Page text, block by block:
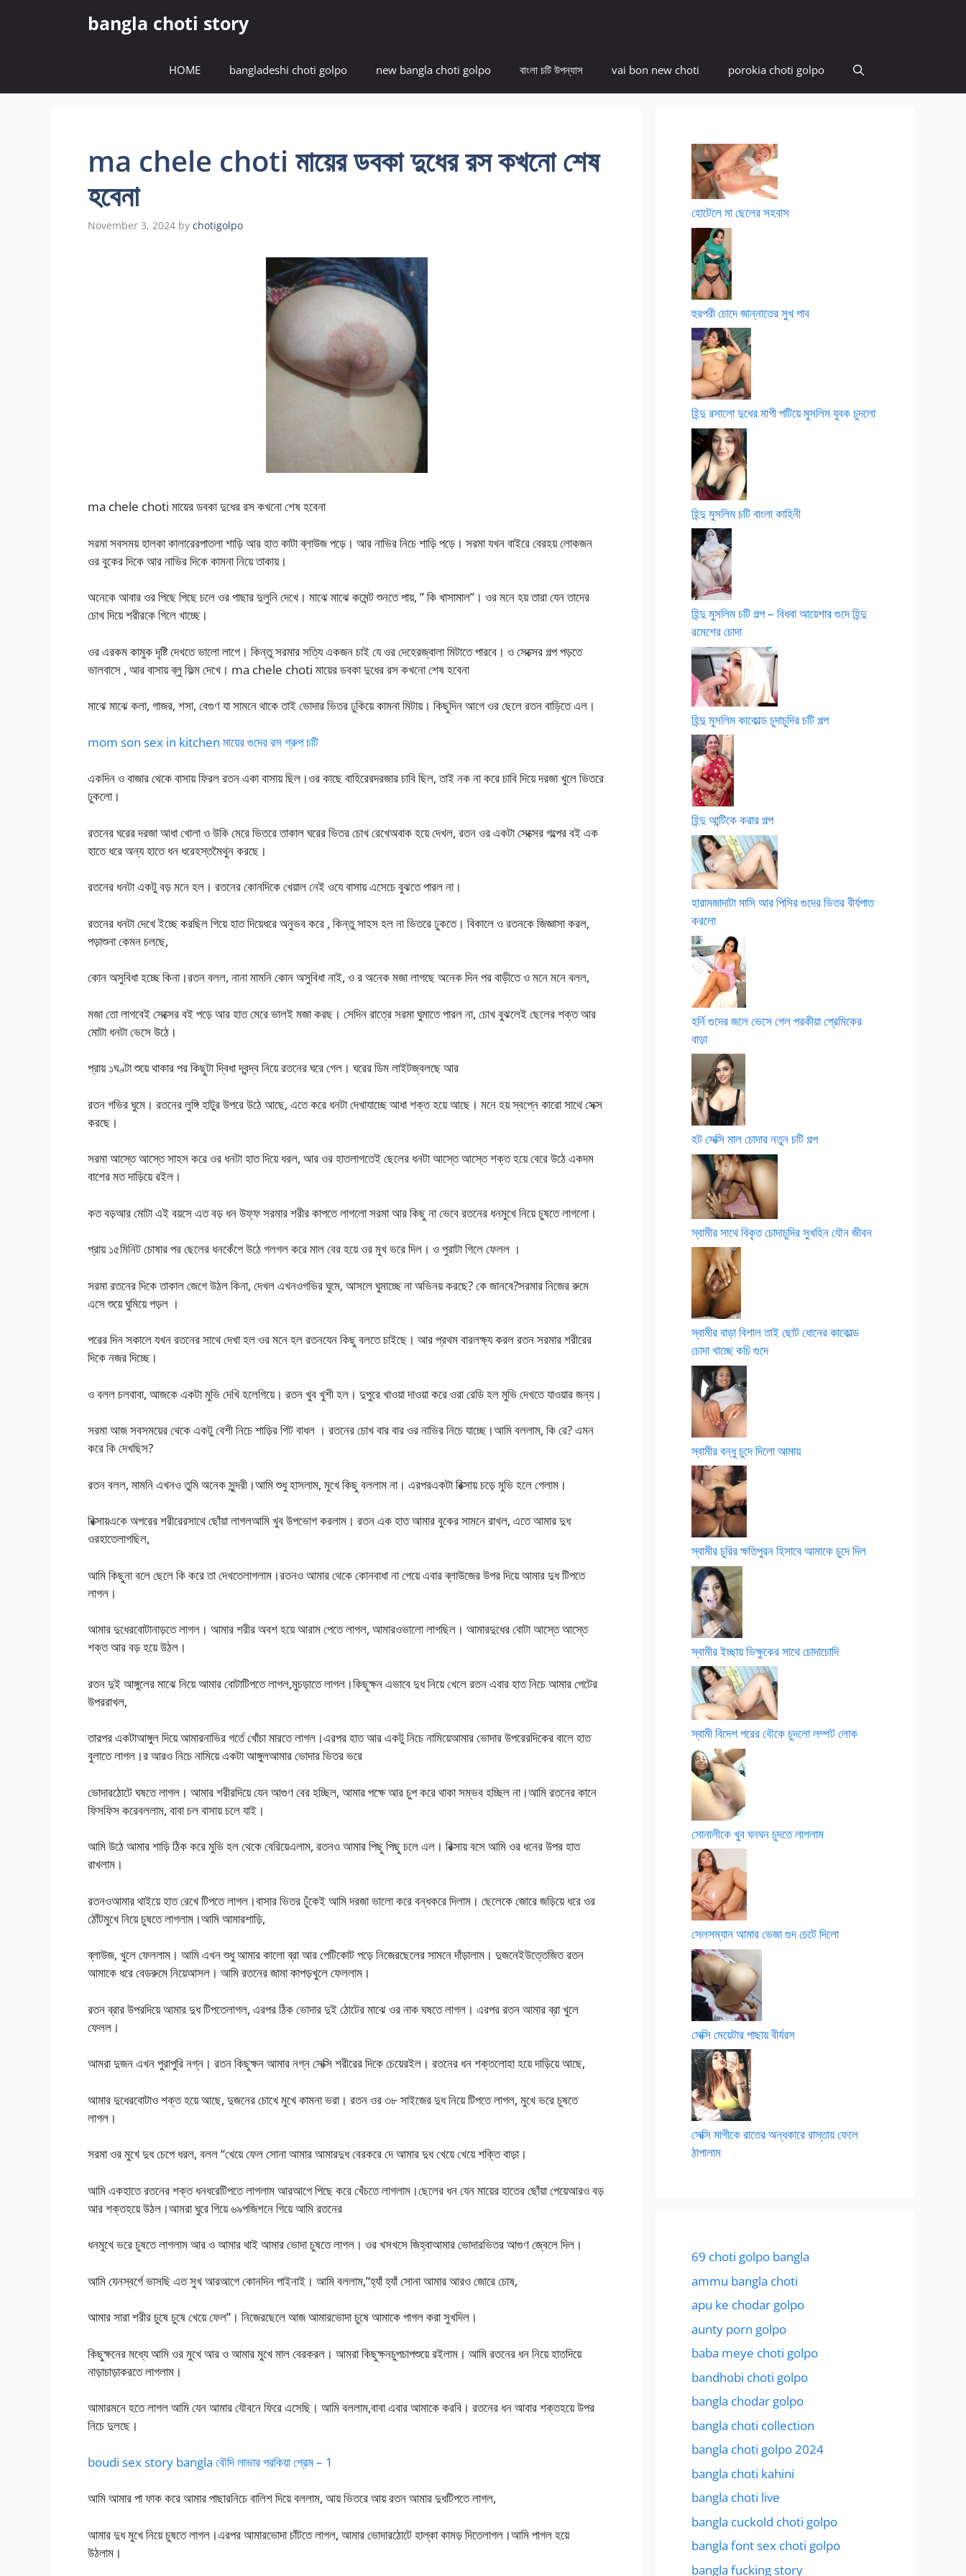
bangla choti story
HOME bangladeshi choti golpo new bangla choti golpo বাংলা চটি উপন্যাস vai bon new choti porokia choti golpo
ma chele choti মায়ের ডবকা দুধের রস কখনো শেষ
হবেনা
November 3, 2024 by chotigolpo
ma chele choti মায়ের ডবকা দুধের রস কখনো শেষ হবেনা
সরমা সবসময় হালকা কালারেরপাতলা শাড়ি আর হাত কাটা ব্লাউজ পড়ে। আর নাভির নিচে শাড়ি পড়ে। সরমা যখন বাইরে বেরহয় লোকজন
ওর বুকের দিকে আর নাভির দিকে কামনা নিয়ে তাকায়।
অনেকে আবার ওর পিছে পিছে চলে ওর পাছার দুলুনি দেখে। মাঝে মাঝে কমেন্ট শুনতে পায়, ” কি খাসামাল”। ওর মনে হয় তারা যেন তাদের
চোখ দিয়ে শরীরকে গিলে খাচ্ছে।
ওর এরকম কামুক দৃষ্টি দেখতে ভালো লাগে। কিন্তু সরমার সত্যি একজন চাই যে ওর দেহেরজ্বালা মিটাতে পারবে। ও সেক্সের গল্প পড়তে
ভালবাসে , আর বাসায় ব্লু ফিল্ম দেখে। ma chele choti মায়ের ডবকা দুধের রস কখনো শেষ হবেনা
মাঝে মাঝে কলা, গাজর, শসা, বেগুণ যা সামনে থাকে তাই ভোদার ভিতর ঢুকিয়ে কামনা মিটায়। কিছুদিন আগে ওর ছেলে রতন বাড়িতে এল।
mom son sex in kitchen মায়ের গুদের রস গ্রুপ চটি
একদিন ও বাজার থেকে বাসায় ফিরল রতন একা বাসায় ছিল।ওর কাছে বাহিরেরদরজার চাবি ছিল, তাই নক না করে চাবি দিয়ে দরজা খুলে ভিতরে
ঢুকলো।
রতনের ঘরের দরজা আধা খোলা ও উকি মেরে ভিতরে তাকাল ঘরের ভিতর চোখ রেখেঅবাক হয়ে দেখল, রতন ওর একটা সেক্সের গল্পের বই এক
হাতে ধরে অন্য হাতে ধন ধরেহস্তমৈথুন করছে।
রতনের ধনটা একটু বড় মনে হল। রতনের কোনদিকে খেয়াল নেই ওযে বাসায় এসেচে বুঝতে পারল না।
রতনের ধনটা দেখে ইচ্ছে করছিল গিয়ে হাত দিয়েধরে অনুভব করে , কিন্তু সাহস হল না ভিতরে ঢুকতে। বিকালে ও রতনকে জিজ্ঞাসা করল,
পড়াশুনা কেমন চলছে,
কোন অসুবিধা হচ্ছে কিনা।রতন বলল, নানা মামনি কোন অসুবিধা নাই, ও র অনেক মজা লাগছে অনেক দিন পর বাড়ীতে ও মনে মনে বলল,
মজা তো লাগবেই সেক্সের বই পড়ে আর হাত মেরে ভালই মজা করছ। সেদিন রাত্রে সরমা ঘুমাতে পারল না, চোখ বুঝলেই ছেলের শক্ত আর
মোটা ধনটা ভেসে উঠে।
প্রায় ১ঘণ্টা শুয়ে থাকার পর কিছুটা দ্বিধা দ্বন্দ্ব নিয়ে রতনের ঘরে গেল। ঘরের ডিম লাইটজ্বলছে আর
রতন গভির ঘুমে। রতনের লুঙ্গি হাটুর উপরে উঠে আছে, এতে করে ধনটা দেখাযাচ্ছে আধা শক্ত হয়ে আছে। মনে হয় স্বপ্নে কারো সাথে সেক্স
করছে।
সরমা আস্তে আস্তে সাহস করে ওর ধনটা হাত দিয়ে ধরল, আর ওর হাতলাগতেই ছেলের ধনটা আস্তে আস্তে শক্ত হয়ে বেরে উঠে একদম
বাশের মত দাড়িয়ে রইল।
কত বড়আর মোটা এই বয়সে এত বড় ধন উফ্ফ সরমার শরীর কাপতে লাগলো সরমা আর কিছু না ভেবে রতনের ধনমুখে নিয়ে চুষতে লাগলো।
প্রায় ১৫মিনিট চোষার পর ছেলের ধনকেঁপে উঠে গলগল করে মাল বের হয়ে ওর মুখ ভরে দিল। ও পুরাটা গিলে ফেলল ।
সরমা রতনের দিকে তাকাল জেগে উঠল কিনা, দেখল এখনওগভির ঘুমে, আসলে ঘুমাচ্ছে না অভিনয় করছে? কে জানবে?সরমার নিজের রুমে
এসে শুয়ে ঘুমিয়ে পড়ল ।
পরের দিন সকালে যখন রতনের সাথে দেখা হল ওর মনে হল রতনযেন কিছু বলতে চাইছে। আর প্রথম বারলক্ষ্য করল রতন সরমার শরীরের
দিকে নজর দিচ্ছে।
ও বলল চলবাবা, আজকে একটা মুভি দেখি হলেগিয়ে। রতন খুব খুশী হল। দুপুরে খাওয়া দাওয়া করে ওরা রেডি হল মুভি দেখতে যাওয়ার জন্য।
সরমা আজ সবসময়ের থেকে একটু বেশী নিচে শাড়ির গিট বাধল । রতনের চোখ বার বার ওর নাভির নিচে যাচ্ছে।আমি বললাম, কি রে? এমন
করে কি দেখছিস?
রতন বলল, মামনি এখনও তুমি অনেক সুন্দরী।আমি শুধু হাসলাম, মুখে কিছু বললাম না। এরপরএকটা রিক্সায় চড়ে মুভি হলে গেলাম।
রিক্সায়একে অপরের শরীরেরসাথে ছোঁয়া লাগলআমি খুব উপভোগ করলাম। রতন এক হাত আমার বুকের সামনে রাখল, এতে আমার দুধ
ওরহাতেলাগছিল,
আমি কিছুনা বলে ছেলে কি করে তা দেখতেলাগলাম।রতনও আমার থেকে কোনবাধা না পেয়ে এবার ব্লাউজের উপর দিয়ে আমার দুধ টিপতে
লাগল।
আমার দুধেরবোটানাড়তে লাগল। আমার শরীর অবশ হয়ে আরাম পেতে লাগল, আমারওভালো লাগছিল। আমারদুধের বোটা আস্তে আস্তে
শক্ত আর বড় হয়ে উঠল।
রতন দুই আঙ্গুলের মাঝে নিয়ে আমার বোটাটিপতে লাগল,মুচড়াতে লাগল।কিছুক্ষন এভাবে দুধ নিয়ে খেলে রতন এবার হাত নিচে আমার পেটের
উপররাখল,
তারপর একটাআঙ্গুল দিয়ে আমারনাভির গর্তে খোঁচা মারতে লাগল।এরপর হাত আর একটু নিচে নামিয়েআমার ভোদার উপরেরদিকের বালে হাত
বুলাতে লাগল।র আরও নিচে নামিয়ে একটা আঙ্গুলআমার ভোদার ভিতর ভরে
ভোদারঠোটে ঘষতে লাগল। আমার শরীরদিয়ে যেন আগুণ বের হচ্ছিল, আমার পক্ষে আর চুপ করে থাকা সম্ভব হচ্ছিল না।আমি রতনের কানে
ফিসফিস করেবললাম, বাবা চল বাসায় চলে যাই।
আমি উঠে আমার শাড়ি ঠিক করে মুভি হল থেকে বেরিয়েএলাম, রতনও আমার পিছু পিছু চলে এল। রিক্সায় বসে আমি ওর ধনের উপর হাত
রাখলাম।
রতনওআমার থাইয়ে হাত রেখে টিপতে লাগল।বাসার ভিতর ঢুঁকেই আমি দরজা ভালো করে বন্ধকরে দিলাম। ছেলেকে জোরে জড়িয়ে ধরে ওর
ঠোঁটমুখে নিয়ে চুষতে লাগলাম।আমি আমারশাড়ি,
ব্লাউজ, খুলে ফেললাম। আমি এখন শুধু আমার কালো ব্রা আর পেটিকোট পড়ে নিজেরছেলের সামনে দাঁড়ালাম। দুজনেইউত্তেজিত রতন
আমাকে ধরে বেডরুমে নিয়েআসল। আমি রতনের জামা কাপড়খুলে ফেললাম।
রতন ব্রার উপরদিয়ে আমার দুধ টিপতেলাগল, এরপর ঠিক ভোদার দুই ঠোটের মাঝে ওর নাক ঘষতে লাগল। এরপর রতন আমার ব্রা খুলে
ফেলল।
আমরা দুজন এখন পুরাপুরি নগ্ন। রতন কিছুক্ষন আমার নগ্ন সেক্সি শরীরের দিকে চেয়েরইল। রতনের ধন শক্তলোহা হয়ে দাড়িয়ে আছে,
আমার দুধেরবোটাও শক্ত হয়ে আছে, দুজনের চোখে মুখে কামনা ভরা। রতন ওর ৩৮ সাইজের দুধ নিয়ে টিপতে লাগল, মুখে ভরে চুষতে
লাগল।
সরমা ওর মুখে দুধ চেপে ধরল, বলল “খেয়ে ফেল সোনা আমার আমারদুধ বেরকরে দে আমার দুধ খেয়ে খেয়ে শক্তি বাড়া।
আমি একহাতে রতনের শক্ত ধনধরেটিপতে লাগলাম আরআগে পিছে করে খেঁচতে লাগলাম।ছেলের ধন যেন মায়ের হাতের ছোঁয়া পেয়েআরও বড়
আর শক্তহয়ে উঠল।আমরা ঘুরে গিয়ে ৬৯পজিশনে গিয়ে আমি রতনের
ধনমুখে ভরে চুষতে লাগলাম আর ও আমার থাই আমার ভোদা চুষতে লাগল। ওর খসখসে জিহ্বাআমার ভোদারভিতর আগুণ জ্বেলে দিল।
আমি যেনস্বর্গে ভাসছি এত সুখ আরআগে কোনদিন পাইনাই। আমি বললাম,”হ্যাঁ হ্যাঁ সোনা আমার আরও জোরে চোষ,
আমার সারা শরীর চুষে চুষে খেয়ে ফেল”। নিজেরছেলে আজ আমারভোদা চুষে আমাকে পাগল করা সুখদিল।
কিছুক্ষনের মধ্যে আমি ওর মুখে আর ও আমার মুখে মাল বেরকরল। আমরা কিছুক্ষনচুপচাপশুয়ে রইলাম। আমি রতনের ধন নিয়ে হাতদিয়ে
নাড়াচাড়াকরতে লাগলাম।
আমারমনে হতে লাগল আমি যেন আমার যৌবনে ফিরে এসেছি। আমি বললাম,বাবা এবার আমাকে করবি। রতনের ধন আবার শক্তহয়ে উপর
নিচে দুলছে।
boudi sex story bangla বৌদি লাভার পরকিয়া প্রেম – 1
আমি আমার পা ফাক করে আমার পাছারনিচে বালিশ দিয়ে বললাম, আয় ভিতরে আয় রতন আমার দুধটিপতে লাগল,
আমার দুধ মুখে নিয়ে চুষতে লাগল।এরপর আমারভোদা চাঁটতে লাগল, আমার ভোদারঠোটে হাল্কা কামড় দিতেলাগল।আমি পাগল হয়ে
উঠলাম।
হোটেলে মা ছেলের সহবাস
হুরপরী চোদে জান্নাতের সুখ পাব
হিন্দু রসালো দুধের মাগী পটিয়ে মুসলিম যুবক চুদলো
হিন্দু মুসলিম চটি বাংলা কাহিনী
হিন্দু মুসলিম চটি গল্প – বিধবা আয়েশার গুদে হিন্দু
রমেশের চোদা
হিন্দু মুসলিম কাকোল্ড চুদাচুদির চটি গল্প
হিন্দু আন্টিকে করার গল্প
হারামজাদাটা মাসি আর পিসির গুদের ভিতর বীর্যপাত
করলো
হর্নি গুদের জলে ভেসে গেল পরকীয়া প্রেমিকের
বাড়া
হট সেক্সি মাল চোদার নতুন চটি গল্প
স্বামীর সাথে বিকৃত চোদাচুদির সুখহিন যৌন জীবন
স্বামীর বাড়া বিশাল তাই ছোট ধোনের কাকোল্ড
চোদা খাচ্ছে কচি গুদে
স্বামীর বন্ধু চুদে দিলো আমায়
স্বামীর চুরির ক্ষতিপুরন হিসাবে আমাকে চুদে দিল
স্বামীর ইচ্ছায় ভিক্ষুকের সাথে চোদাচোদি
স্বামী বিদেশ পরের বৌকে চুদলো লম্পট লোক
সোনালীকে খুব ঘনঘন চুদতে লাগলাম
সেলসম্যান আমার ভেজা গুদ চেটে দিলো
সেক্সি মেয়েটার পাছায় বীর্যরস
সেক্সি মাগীকে রাতের অন্ধকারে রাস্তায় ফেলে
ঠাপালাম
69 choti golpo bangla
ammu bangla choti
apu ke chodar golpo
aunty porn golpo
baba meye choti golpo
bandhobi choti golpo
bangla chodar golpo
bangla choti collection
bangla choti golpo 2024
bangla choti kahini
bangla choti live
bangla cuckold choti golpo
bangla font sex choti golpo
bangla fucking story